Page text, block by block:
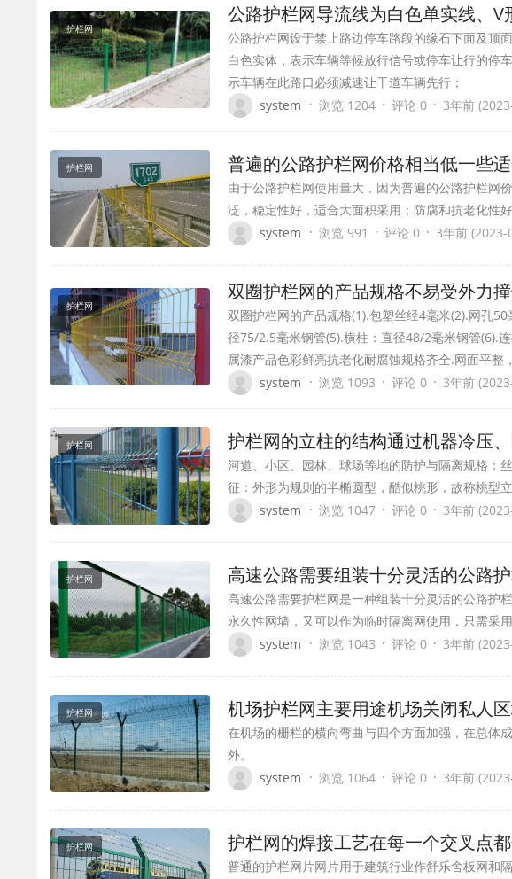
护栏网
公路护栏网导流线为白色单实线、V
公路护栏网设于禁止路边停车路段的缘石下面及顶
白色实体，表示车辆等候放行信号或停车让行的停
示车辆在此路口必须减速让干道车辆先行；
system · 浏览 1204 · 评论 0 · 3年前
护栏网 普遍的公路护栏网价格相当低一些
由于公路护栏网使用量大，因为普遍的公路护栏网
泛，稳定性好，适合大面积采用；防腐和抗老化性好
system · 浏览 991 · 评论 0 · 3年前 (2023-
护栏网
双圈护栏网的产品规格不易受外力
双圈护栏网的产品规格(1).包塑丝经4毫米(2).网孔
径75/2.5毫米钢管(5).横柱：直径48/2毫米钢管(6).
属漆产品色彩鲜亮抗老化耐腐蚀规格齐全.网面平整
system · 浏览 1093 · 评论 0 · 3年前
护栏网 护栏网的立柱的结构通过机器冷压
河道、小区、园林、球场等地的防护与隔离规格：
征：外形为规则的半椭圆型，酷似桃形，故称桃型立
system · 浏览 1047 · 评论 0 · 3年前
护栏网 高速公路需要组装十分灵活的公路
高速公路需要护栏网是一种组装十分灵活的公路
永久性网墙，又可以作为临时隔离网使用，只需采
system · 浏览 1043 · 评论 0 · 3年前
护栏网 机场护栏网主要用途机场关闭私人
在机场的栅栏的横向弯曲与四个方面加强，在总
外。
system · 浏览 1064 · 评论 0 · 3年前
护栏网 护栏网的焊接工艺在每一个交叉点
普通的护栏网片网片用于建筑行业作舒乐舍板网和